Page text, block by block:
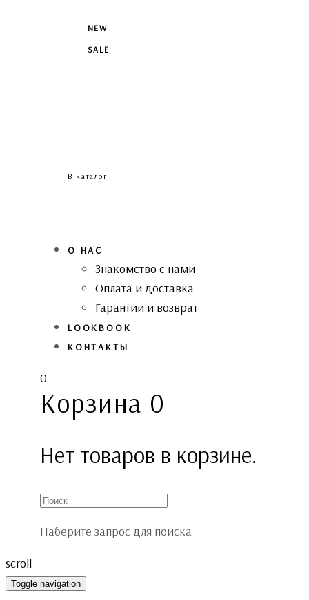
NEW
SALE
В каталог
О НАС
Знакомство с нами
Оплата и доставка
Гарантии и возврат
LOOKBOOK
КОНТАКТЫ
0
Корзина 0
Нет товаров в корзине.
Наберите запрос для поиска
scroll
Toggle navigation